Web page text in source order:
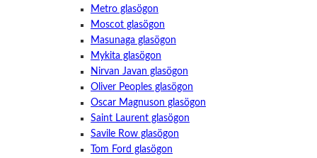
Metro glasögon
Moscot glasögon
Masunaga glasögon
Mykita glasögon
Nirvan Javan glasögon
Oliver Peoples glasögon
Oscar Magnuson glasögon
Saint Laurent glasögon
Savile Row glasögon
Tom Ford glasögon